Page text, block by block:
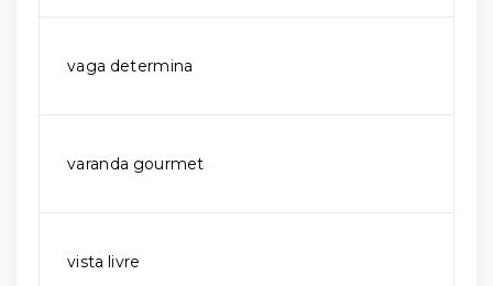
vaga determina
varanda gourmet
vista livre